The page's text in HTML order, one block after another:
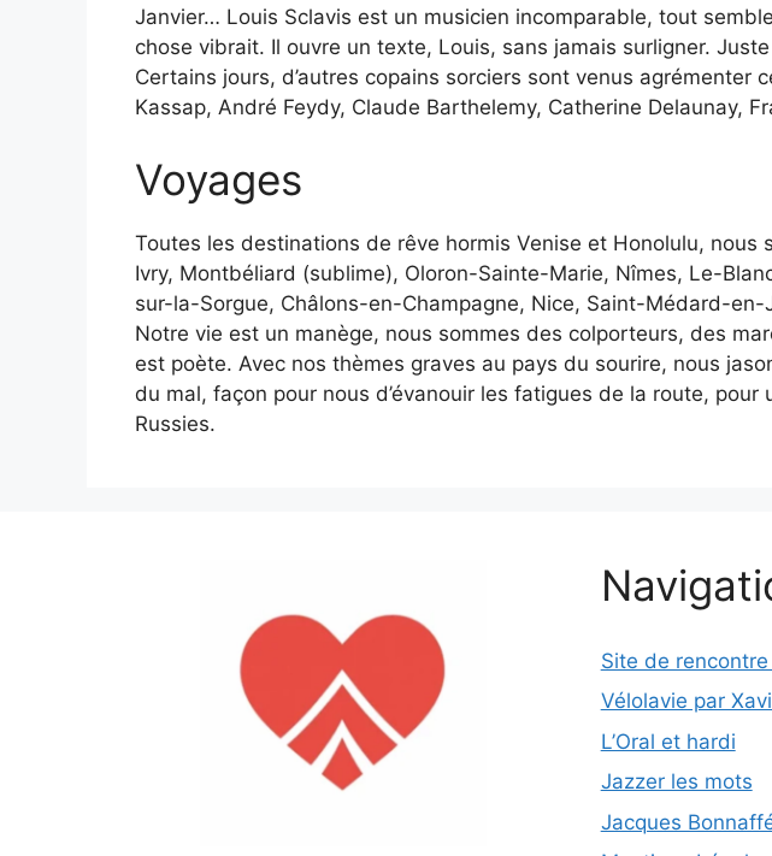
Janvier… Louis Sclavis est un musicien incomparable, tout
chose vibrait. Il ouvre un texte, Louis, sans jamais surligner.
Certains jours, d’autres copains sorciers sont venus
Kassap, André Feydy, Claude Barthelemy, Catherine Delaunay,
Voyages
Toutes les destinations de rêve hormis Venise et Honolulu,
Ivry, Montbéliard (sublime), Oloron-Sainte-Marie, Nîmes, Le-
sur-la-Sorgue, Châlons-en-Champagne, Nice, Saint-Médard-en-
Notre vie est un manège, nous sommes des colporteurs, des
est poète. Avec nos thèmes graves au pays du sourire, nous
du mal, façon pour nous d’évanouir les fatigues de la route,
Russies.
Site de
Vélolavie par
L’Oral et hardi
Jazzer les mots
Jacques